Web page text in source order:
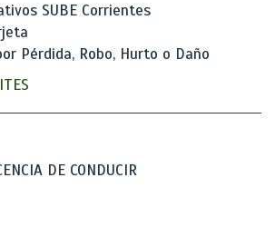
SUBE Corrientes
Pérdida, Robo, Hurto o Daño
DE CONDUCIR